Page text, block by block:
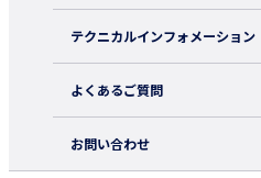
テクニカルインフォメーション
よくあるご質問
お問い合わせ